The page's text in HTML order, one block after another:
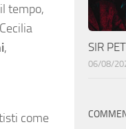
tempo,
,
come
SIR
06/08/